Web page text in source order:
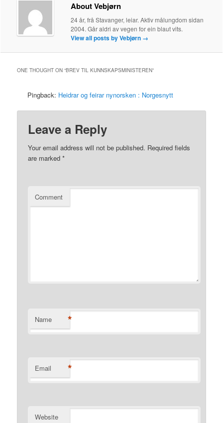
About Vebjørn
24 år, frå Stavanger, leiar. Aktiv målungdom sidan
2004. Går aldri av vegen for ein blaut vits.
View all posts by Vebjørn →
ONE THOUGHT ON “BREV TIL KUNNSKAPSMINISTEREN”
Pingback: Heidrar og feirar nynorsken : Norgesnytt
Leave a Reply
Your email address will not be published. Required fields
are marked*
Comment
Name *
Email *
Website